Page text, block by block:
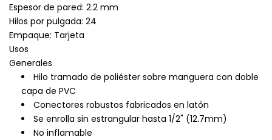
Espesor de pared: 2.2 mm
Hilos por pulgada: 24
Empaque: Tarjeta
Usos
Generales
Hilo tramado de poliéster sobre manguera con doble
capa de PVC
Conectores robustos fabricados en latón
Se enrolla sin estrangular hasta 1/2" (12.7mm)
No inflamable